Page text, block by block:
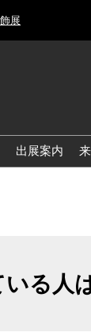
展
出展案内
る人